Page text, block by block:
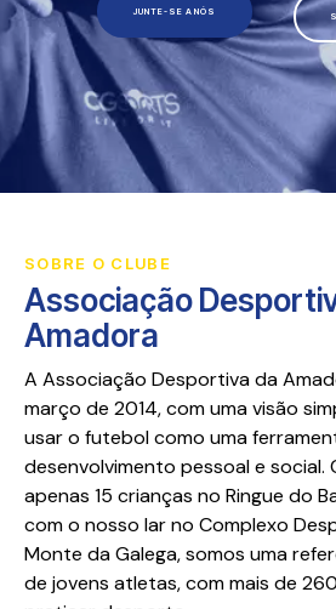
JUNTE-SE A NÓS
SOBRE O CLUBE
Associação
Amadora
A Associação Desportiva da
março de 2014, com uma visão
usar o futebol como uma
desenvolvimento pessoal e social.
apenas 15 crianças no Ringue do
com o nosso lar no Complexo
Monte da Galega, somos uma
de jovens atletas, com mais de